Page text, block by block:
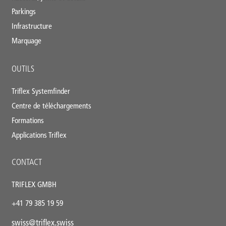
Parkings
Infrastructure
Marquage
OUTILS
Triflex Systemfinder
Centre de téléchargements
Formations
Applications Triflex
CONTACT
TRIFLEX GMBH
+41 79 385 19 59
swiss@triflex.swiss